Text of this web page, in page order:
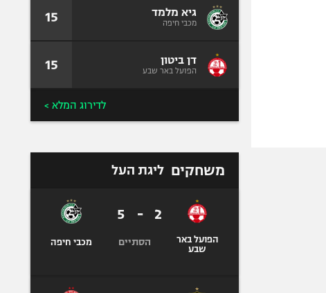
גיא מלמד
מכבי חיפה 15
דן ביטון
הפועל באר שבע 15
לדירוג המלא >
משחקים ליגת העל
הפועל באר
שבע
2
-
5
הסתיים מכבי חיפה